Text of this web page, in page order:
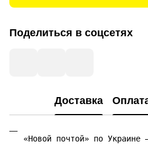
Поделиться в соцсетях
Доставка
«Новой почтой» по Украине